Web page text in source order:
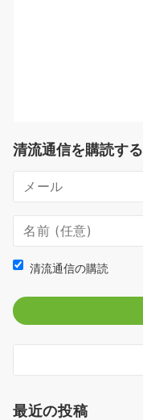
清流通信を購読する
清流通信の購読
最近の投稿